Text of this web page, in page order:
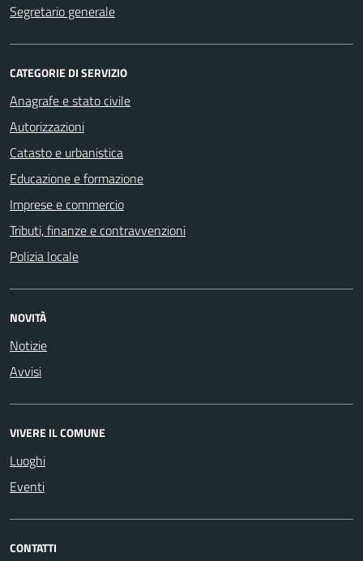
Segretario generale
CATEGORIE DI SERVIZIO
Anagrafe e stato civile
Autorizzazioni
Catasto e urbanistica
Educazione e formazione
Imprese e commercio
Tributi, finanze e contravvenzioni
Polizia locale
NOVITÀ
Notizie
Avvisi
VIVERE IL COMUNE
Luoghi
Eventi
CONTATTI